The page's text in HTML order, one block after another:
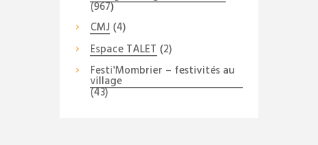
(967)
CMJ (4)
Espace TALET (2)
Festi'Mombrier – festivités au
village
(43)